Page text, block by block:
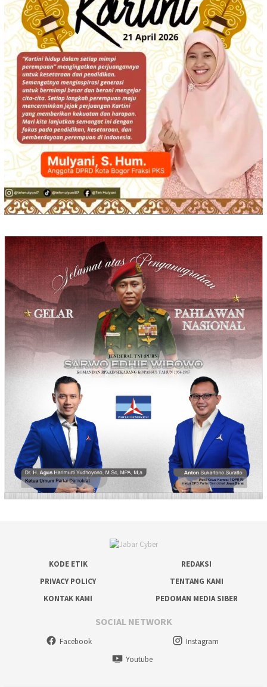
KODE ETIK
REDAKSI
PRIVACY POLICY
TENTANG KAMI
KONTAK KAMI
PEDOMAN MEDIA SIBER
SOCIAL NETWORK
Facebook
Instagram
Youtube